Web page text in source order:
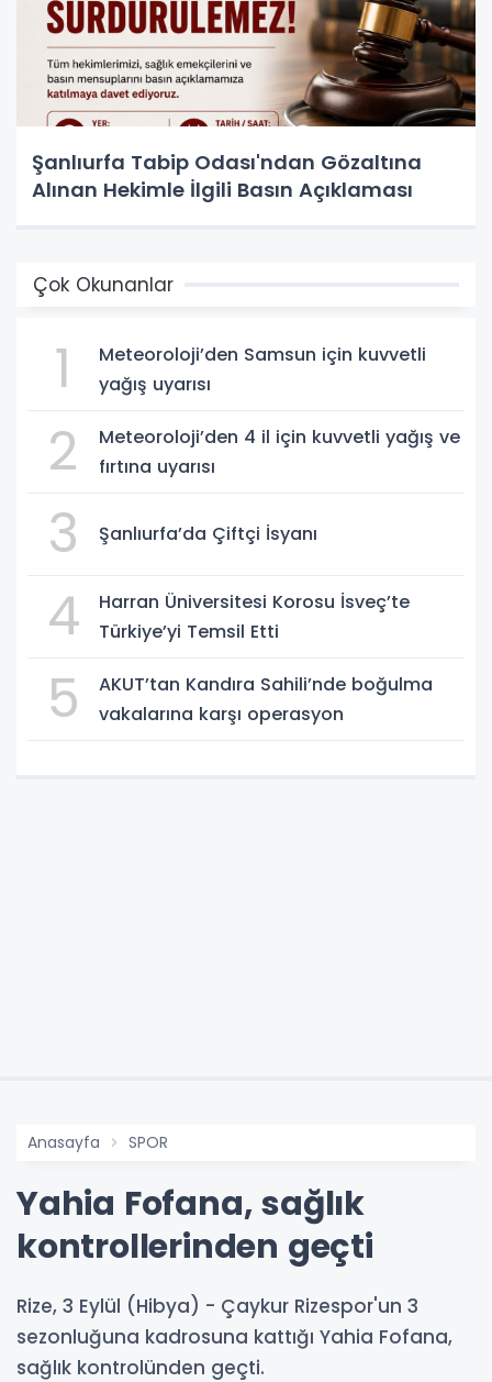
Şanlıurfa Tabip Odası'ndan Gözaltına
Alınan Hekimle İlgili Basın Açıklaması
Çok Okunanlar
1
Meteoroloji’den Samsun için kuvvetli
yağış uyarısı
2
Meteoroloji’den 4 il için kuvvetli yağış ve
fırtına uyarısı
3 Şanlıurfa’da Çiftçi İsyanı
4
Harran Üniversitesi Korosu İsveç’te
Türkiye’yi Temsil Etti
5
AKUT’tan Kandıra Sahili’nde boğulma
vakalarına karşı operasyon
Anasayfa SPOR
Yahia Fofana, sağlık
kontrollerinden geçti
Rize, 3 Eylül (Hibya) - Çaykur Rizespor'un 3
sezonluğuna kadrosuna kattığı Yahia Fofana,
sağlık kontrolünden geçti.